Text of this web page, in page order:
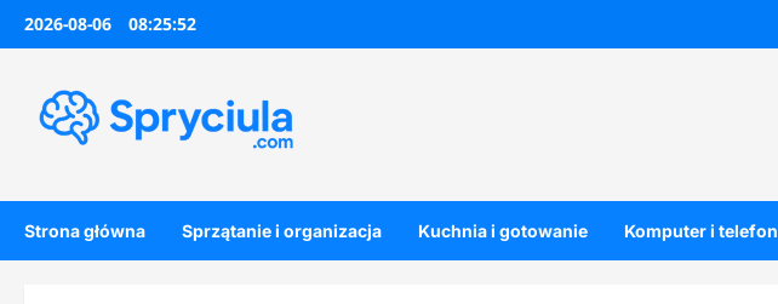
Przejdź
2026-08-06 08:25:53
Strona główna Sprzątanie i organizacja Kuchnia i gotowanie Komputer i telefon